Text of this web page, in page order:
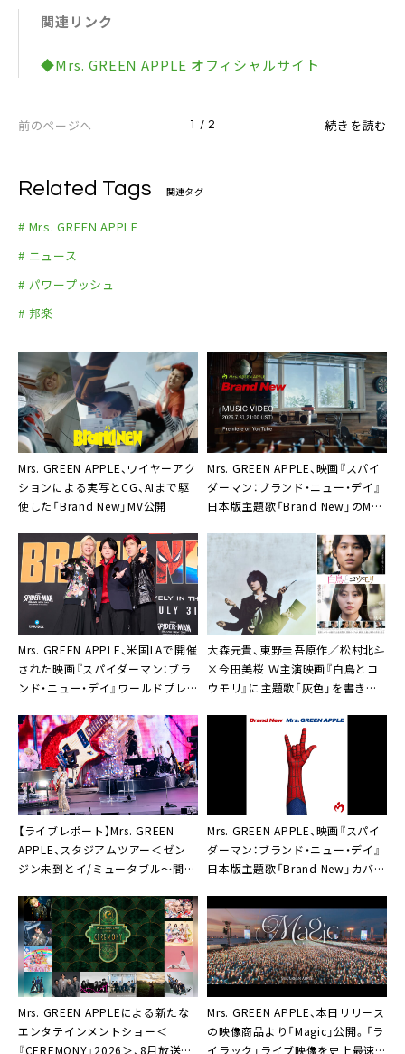
3. L.P
5. ゼンマイ
関連リンク
◆Mrs. GREEN APPLE オフィシャルサイト
前のページへ 1 / 2 続きを読む
Related Tags 関連タグ
# Mrs. GREEN APPLE
# ニュース
# パワープッシュ
# 邦楽
Mrs. GREEN APPLE、ワイヤーアク
ションによる実写とCG、AIまで駆
使した「Brand New」MV公開
Mrs. GREEN APPLE、映画『スパイ
ダーマン：ブランド・ニュー・デイ』
日本版主題歌「Brand New」のMV
Mrs. GREEN APPLE、米国LAで開催
された映画『スパイダーマン：ブラ
ンド・ニュー・デイ』ワールドプレ
大森元貴、東野圭吾原作／松村北斗
×今田美桜 Ｗ主演映画『白鳥とコ
ウモリ』に主題歌「灰色」を書き下
【ライブレポート】Mrs. GREEN
APPLE、スタジアムツアー＜ゼン
ジン未到とイ/ミュータブル～間奏
高です！最高です！」
Mrs. GREEN APPLE、映画『スパイ
ダーマン：ブランド・ニュー・デイ』
日本版主題歌「Brand New」カバー
Mrs. GREEN APPLEによる新たな
エンタテインメントショー＜
『CEREMONY』2026＞、8月放送／
Mrs. GREEN APPLE、本日リリース
の映像商品より「Magic」公開。「ラ
イラック」ライブ映像を史上最速